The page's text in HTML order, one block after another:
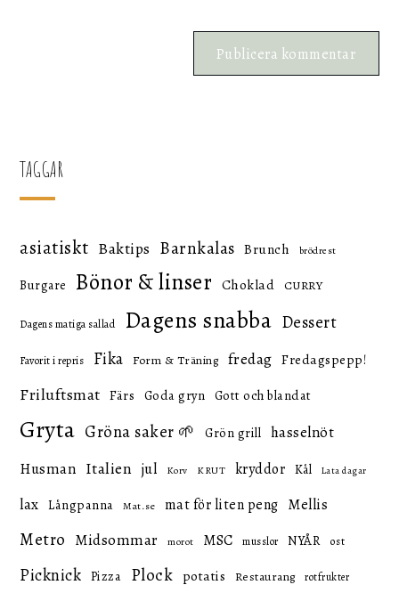
TAGGAR
asiatiskt Baktips Barnkalas Brunch brödrest
Burgare Bönor & linser Choklad CURRY
Dagens matiga sallad Dagens snabba Dessert
Favorit i repris Fika Form & Träning fredag Fredagspepp!
Friluftsmat Färs Goda gryn Gott och blandat
Gryta Gröna saker 🌱 Grön grill hasselnöt
Husman Italien jul Korv KRUT kryddor Kål Lata dagar
lax Långpanna Mat.se mat för liten peng Mellis
Metro Midsommar morot MSC musslor NYÅR ost
Picknick Pizza Plock potatis Restaurang rotfrukter